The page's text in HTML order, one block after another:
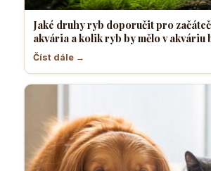
Jaké druhy ryb doporučit pro
akvária a kolik ryb by mělo v akváriu
Číst dále →